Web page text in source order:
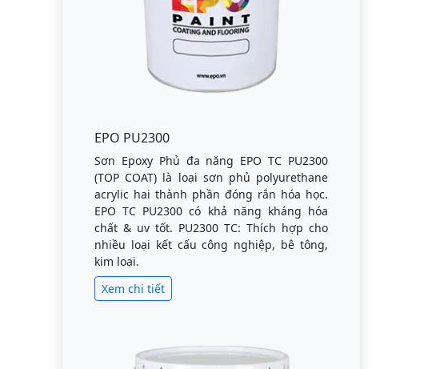
EPO PU2300
Sơn Epoxy Phủ đa năng EPO TC PU2300
(TOP COAT) là loại sơn phủ polyurethane
acrylic hai thành phần đóng rắn hóa học.
EPO TC PU2300 có khả năng kháng hóa
chất & uv tốt. PU2300 TC: Thích hợp cho
nhiều loại kết cấu công nghiệp, bê tông,
kim loại.
Xem chi tiết